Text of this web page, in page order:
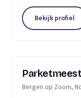
is in principe te
Bekijk profiel
Bergen op Zoom,